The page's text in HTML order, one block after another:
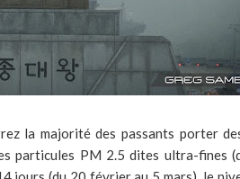
la majorité des passants porter
particules PM 2.5 dites ultra-fines